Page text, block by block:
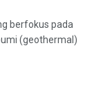
berfokus pada
(geothermal)